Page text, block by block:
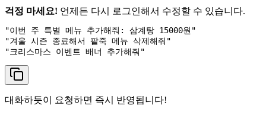
걱정 마세요! 언제든 다시 로그인해서 수정할 수 있습니다.
"이번 주 특별 메뉴 추가해줘: 삼계탕 15000원"
"겨울 시즌 종료해서 팥죽 메뉴 삭제해줘"
대화하듯이 요청하면 즉시 반영됩니다!